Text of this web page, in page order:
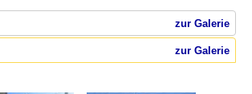
zur Galerie
zur Galerie